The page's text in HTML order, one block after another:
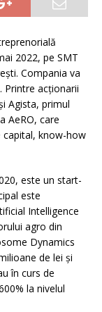
2022, pe SMT
Compania va
Printre acționarii
Agista, primul
AeRO, care
capital, know-how
este un start-
este
Intelligence
agro din
Dynamics
de lei și
în curs de
la nivelul